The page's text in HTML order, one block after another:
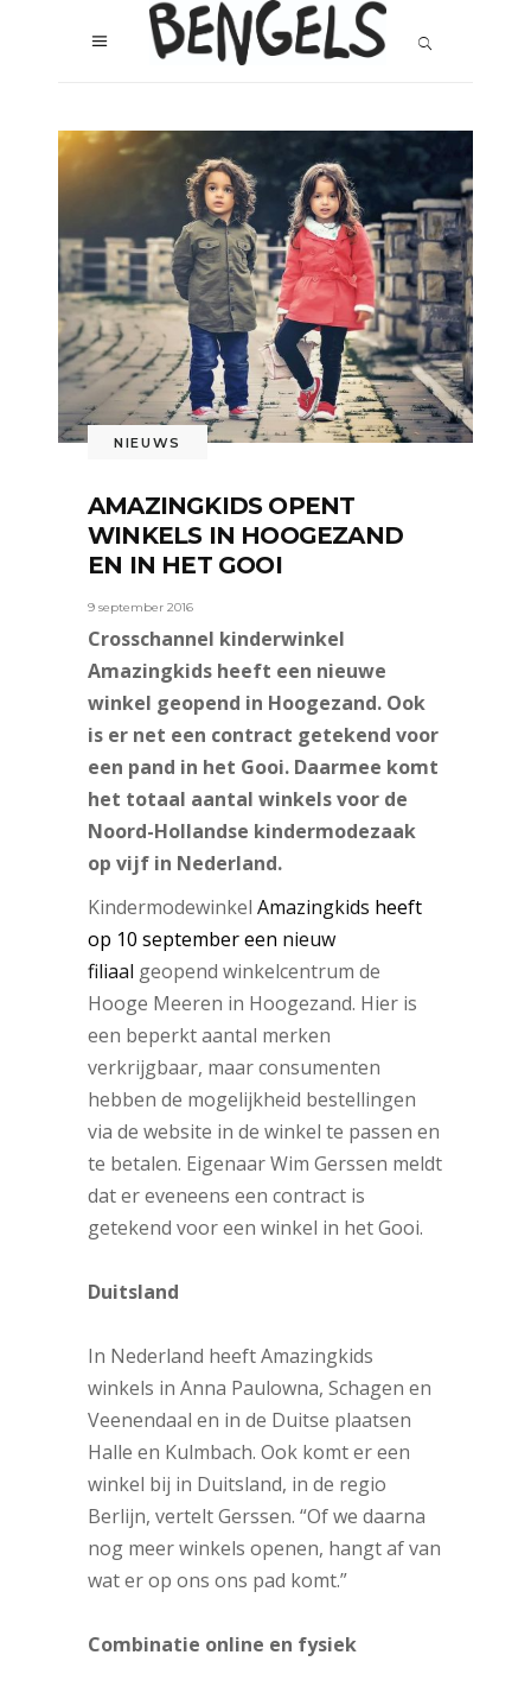
NIEUWS
AMAZINGKIDS OPENT
WINKELS IN HOOGEZAND
EN IN HET GOOI
9 september 2016
Crosschannel kinderwinkel
Amazingkids heeft een nieuwe
winkel geopend in Hoogezand. Ook
is er net een contract getekend voor
een pand in het Gooi. Daarmee komt
het totaal aantal winkels voor de
Noord-Hollandse kindermodezaak
op vijf in Nederland.
Kindermodewinkel Amazingkids heeft
op 10 september een nieuw
filiaal geopend winkelcentrum de
Hooge Meeren in Hoogezand. Hier is
een beperkt aantal merken
verkrijgbaar, maar consumenten
hebben de mogelijkheid bestellingen
via de website in de winkel te passen en
te betalen. Eigenaar Wim Gerssen meldt
dat er eveneens een contract is
getekend voor een winkel in het Gooi.
Duitsland
In Nederland heeft Amazingkids
winkels in Anna Paulowna, Schagen en
Veenendaal en in de Duitse plaatsen
Halle en Kulmbach. Ook komt er een
winkel bij in Duitsland, in de regio
Berlijn, vertelt Gerssen. “Of we daarna
nog meer winkels openen, hangt af van
wat er op ons ons pad komt.”
Combinatie online en fysiek